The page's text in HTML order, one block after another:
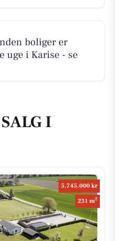
boliger er
uge i Karise - se
I
5.745.000 kr
231 m2